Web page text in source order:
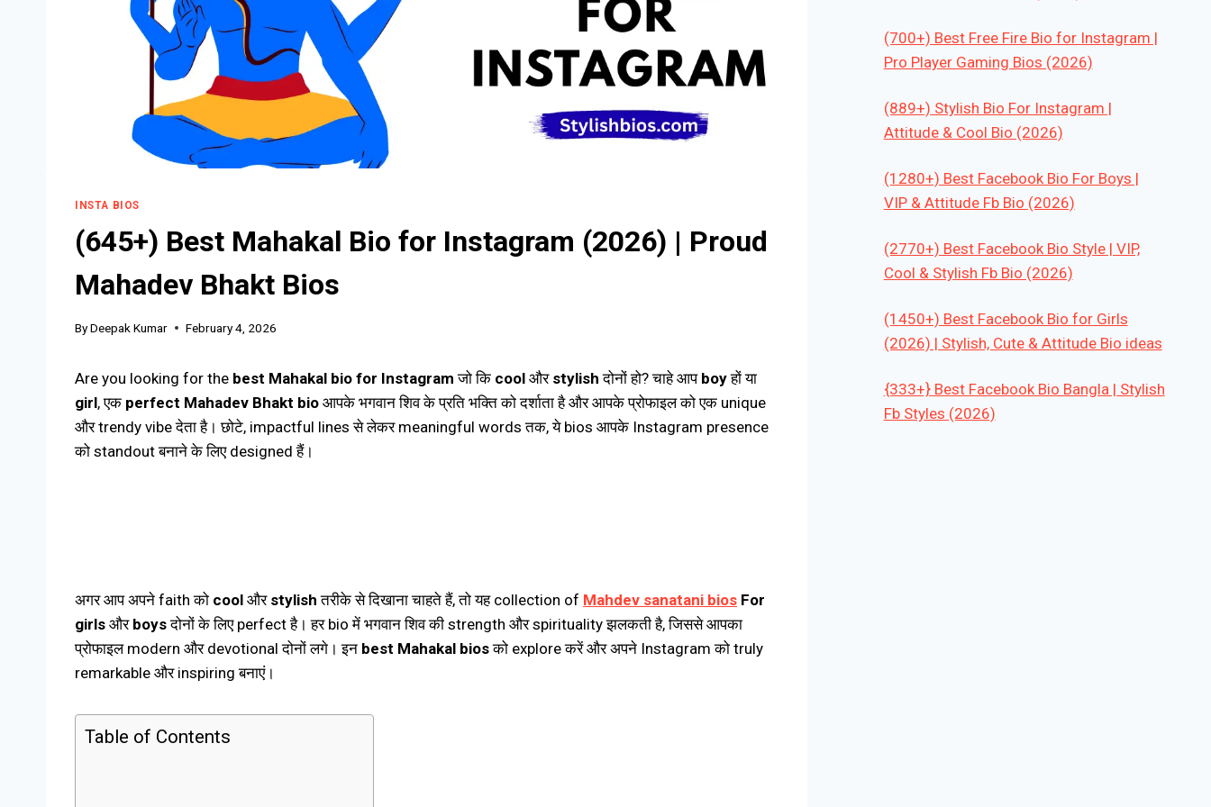
INSTA BIOS
(645+) Best Mahakal Bio for Instagram (2026) | Proud
Mahadev Bhakt Bios
ByDeepak Kumar February 4, 2026
Are you looking for the best Mahakal bio for Instagram जो कि cool और stylish दोनों हो? चाहे आप boyहों या
girl, एक perfect Mahadev Bhakt bio आपके भगवान शिव के प्रति भक्ति को दर्शाता है और आपके प्रोफाइल को एक unique
और trendy vibe देता है। छोटे, impactful lines से लेकर meaningful words तक, ये bios आपके Instagram presence
को standout बनाने के लिए designed हैं।
अगर आप अपने faith को cool और stylish तरीके से दिखाना चाहते हैं, तो यह collection of Mahdev sanatani bios For
girls और boysदोनों के लिए perfect है। हर bio में भगवान शिव की strength और spirituality झलकती है, जिससे आपका
प्रोफाइल modern और devotional दोनों लगे। इन best Mahakal biosको explore करें और अपने Instagram को truly
remarkable और inspiring बनाएं।
Table of Contents
(700+) Best Free Fire Bio for Instagram |
Pro Player Gaming Bios (2026)
(889+) Stylish Bio For Instagram |
Attitude & Cool Bio (2026)
(1280+) Best Facebook Bio For Boys |
VIP & Attitude Fb Bio (2026)
(2770+) Best Facebook Bio Style | VIP,
Cool & Stylish Fb Bio (2026)
(1450+) Best Facebook Bio for Girls
(2026) | Stylish, Cute & Attitude Bio ideas
{333+} Best Facebook Bio Bangla | Stylish
Fb Styles (2026)